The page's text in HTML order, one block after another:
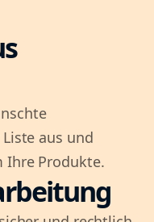
aus und
Ihre Produkte.